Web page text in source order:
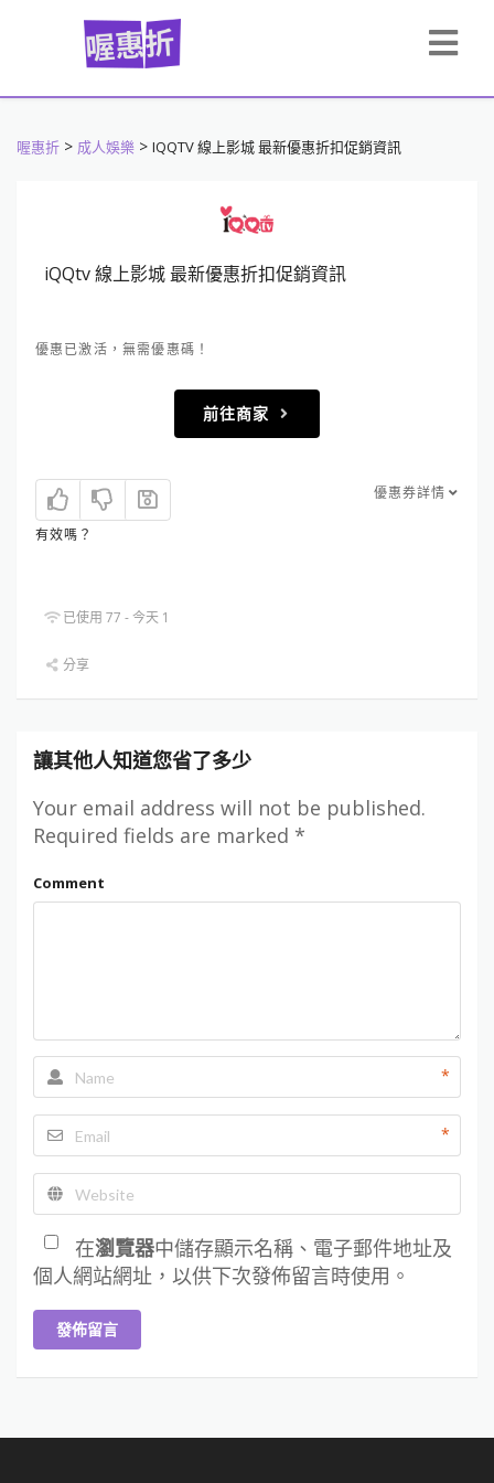
喔惠折 > 成人娛樂 > IQQTV 線上影城 最新優惠折扣促銷資訊
iQQtv 線上影城 最新優惠折扣促銷資訊
優惠已激活，無需優惠碼！
前往商家
有效嗎？
優惠券詳情
已使用 77 - 今天 1
分享
讓其他人知道您省了多少
Your email address will not be published.
Required fields are marked *
Comment
*
*
在瀏覽器中儲存顯示名稱、電子郵件地址及
個人網站網址，以供下次發佈留言時使用。
發佈留言